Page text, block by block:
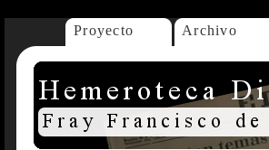
Proyecto Archivo